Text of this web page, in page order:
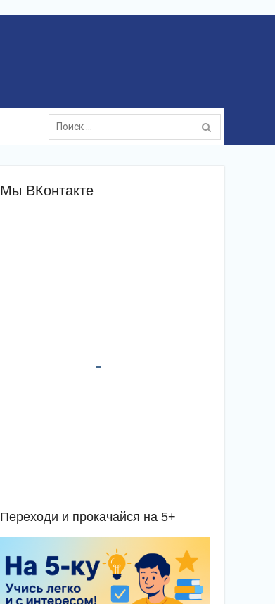
Поиск:
Мы ВКонтакте
Переходи и прокачайся на 5+